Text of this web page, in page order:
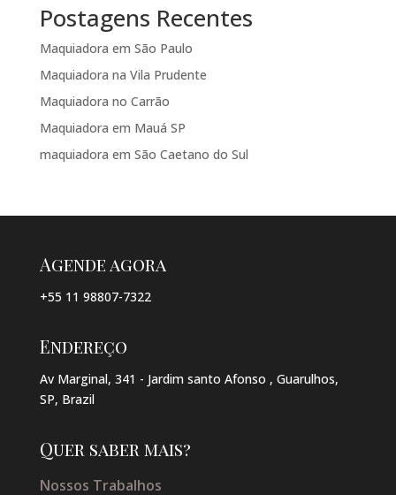
Postagens Recentes
Maquiadora em São Paulo
Maquiadora na Vila Prudente
Maquiadora no Carrão
Maquiadora em Mauá SP
maquiadora em São Caetano do Sul
Agende agora
+55 11 98807-7322
Endereço
Av Marginal, 341 - Jardim santo Afonso , Guarulhos,
SP, Brazil
Quer saber mais?
Nossos Trabalhos